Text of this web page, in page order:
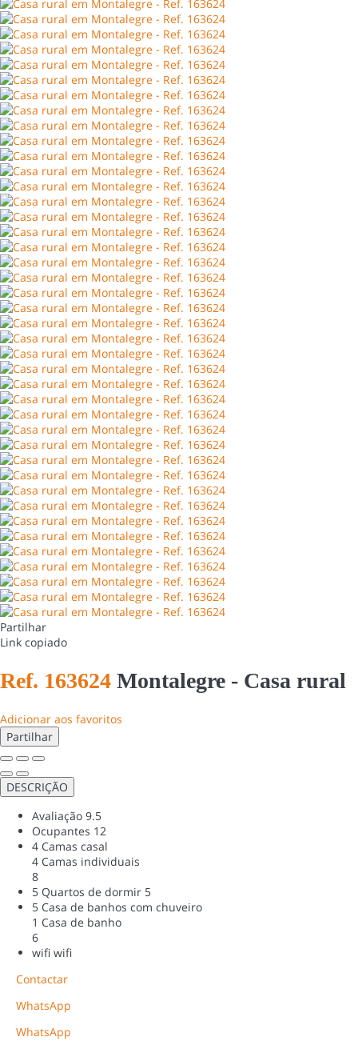
Partilhar
Link copiado
Ref. 163624 Montalegre - Casa rural
Adicionar aos favoritos
Partilhar
DESCRIÇÃO
Avaliação 9.5
Ocupantes 12
4 Camas casal
4 Camas individuais
8
5 Quartos de dormir 5
5 Casa de banhos com chuveiro
1 Casa de banho
6
wifi wifi
Contactar
WhatsApp
WhatsApp